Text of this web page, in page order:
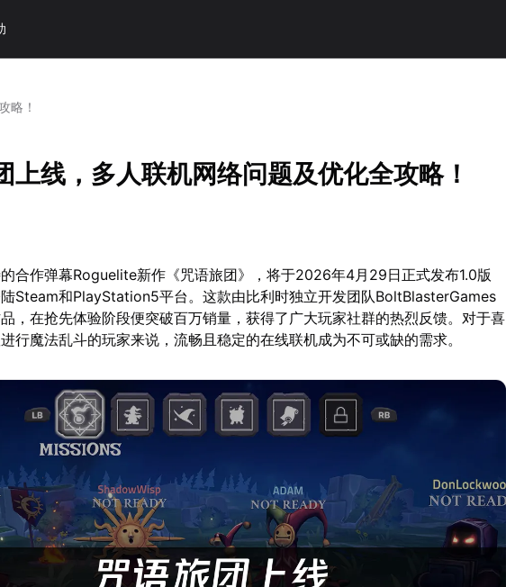
略！
上线，多人联机网络问题及优化全攻略！
合作弹幕Roguelite新作《咒语旅团》，将于2026年4月29日正式发布1.0版
Steam和PlayStation5平台。这款由比利时独立开发团队BoltBlasterGames
，在抢先体验阶段便突破百万销量，获得了广大玩家社群的热烈反馈。对于喜
行魔法乱斗的玩家来说，流畅且稳定的在线联机成为不可或缺的需求。